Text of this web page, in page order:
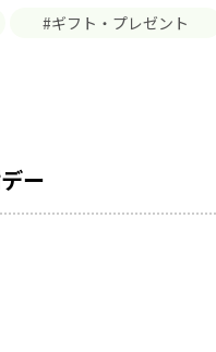
#ギフト・プレゼント
ー